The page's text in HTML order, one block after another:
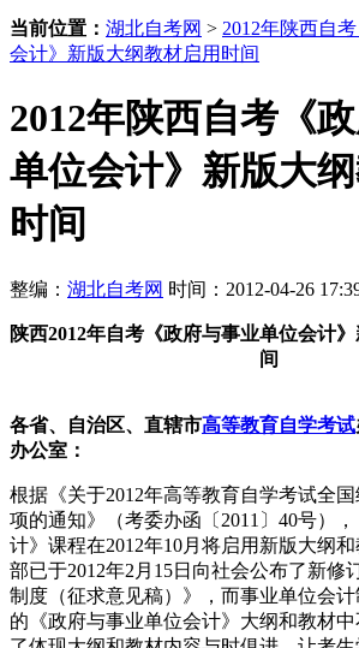
当前位置： 湖北自考网 > 2012年陕西自
会计》新版大纲教材启用时间
2012年陕西自考《
单位会计》新版大
时间
整编： 湖北自考网 时间：2012-04-26
陕西2012年自考《政府与事业单位会计
间
各省、自治区、直辖市高等教育自学考试
办公室：
根据《关于2012年高等教育自学考试全
项的通知》（考委办函〔2011〕40号）
计》课程在2012年10月将启用新版大纲
部已于2012年2月15日向社会公布了新修
制度（征求意见稿）》，而事业单位会
的《政府与事业单位会计》大纲和教材